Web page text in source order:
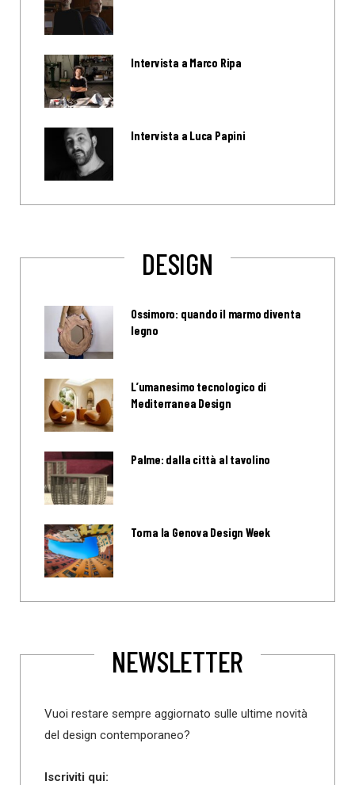
Intervista a Marco Ripa
Intervista a Luca Papini
DESIGN
Ossimoro: quando il marmo diventa
legno
L’umanesimo tecnologico di
Mediterranea Design
Palme: dalla città al tavolino
Torna la Genova Design Week
NEWSLETTER
Vuoi restare sempre aggiornato sulle ultime novità
del design contemporaneo?
Iscriviti qui: